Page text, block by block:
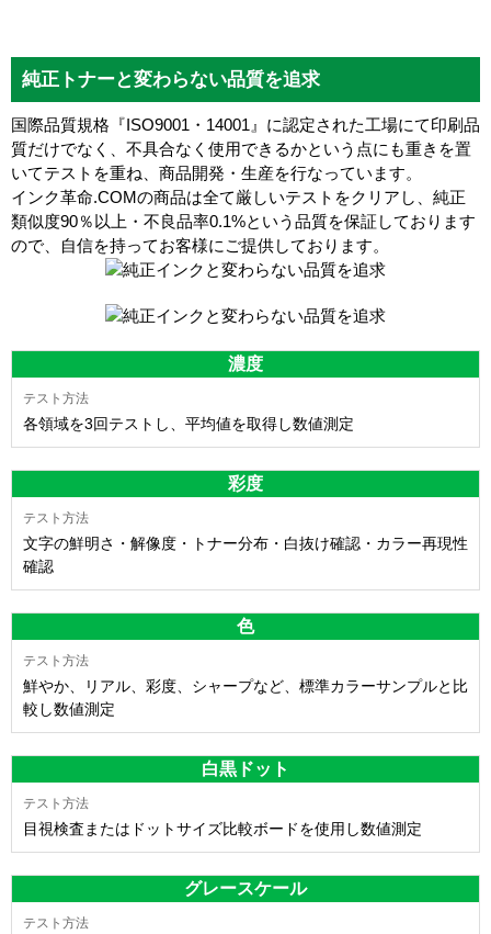
純正トナーと変わらない品質を追求
国際品質規格『ISO9001・14001』に認定された工場にて印刷品
質だけでなく、不具合なく使用できるかという点にも重きを置
いてテストを重ね、商品開発・生産を行なっています。
インク革命.COMの商品は全て厳しいテストをクリアし、 純正
類似度90％以上・不良品率0.1%という品質を保証しております
ので、自信を持ってお客様にご提供しております。
濃度
各領域を3回テストし、平均値を取得し数値測定
彩度
文字の鮮明さ・解像度・トナー分布・白抜け確認・カラー再現性
確認
色
鮮やか、リアル、彩度、シャープなど、標準カラーサンプルと比
較し数値測定
白黒ドット
目視検査またはドットサイズ比較ボードを使用し数値測定
グレースケール